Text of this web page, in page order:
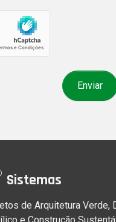
Sistemas
de Arquitetura Verde,